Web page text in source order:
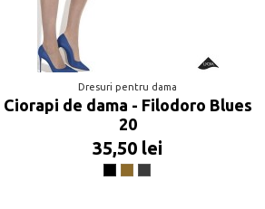
Dresuri pentru dama
Ciorapi de dama - Filodoro Blues
20
35,50 lei
Negru
NuagePlatino